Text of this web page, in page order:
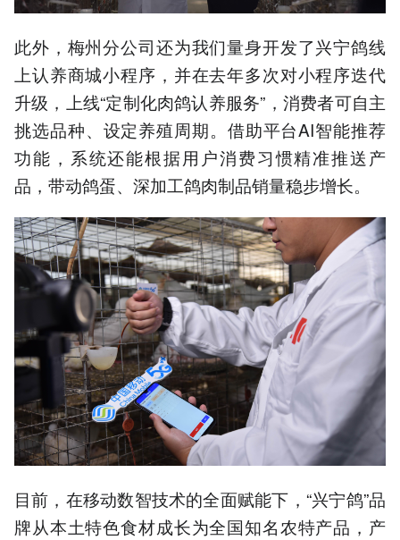
此外，梅州分公司还为我们量身开发了兴宁鸽线
上认养商城小程序，并在去年多次对小程序迭代
升级，上线“定制化肉鸽认养服务”，消费者可自主
挑选品种、设定养殖周期。借助平台AI智能推荐
功能，系统还能根据用户消费习惯精准推送产
品，带动鸽蛋、深加工鸽肉制品销量稳步增长。
目前，在移动数智技术的全面赋能下，“兴宁鸽”品
牌从本土特色食材成长为全国知名农特产品，产